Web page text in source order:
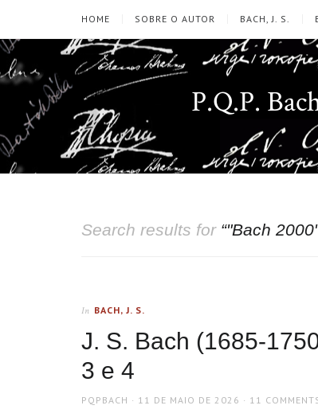
HOME SOBRE O AUTOR BACH, J. S.
P.Q.P.
Search results for “"Bach
In BACH, J. S.
J. S. Bach (1685-
3 e 4
AUTHOR
PQPBACH
POSTED
11 DE MAIO DE 2026 11